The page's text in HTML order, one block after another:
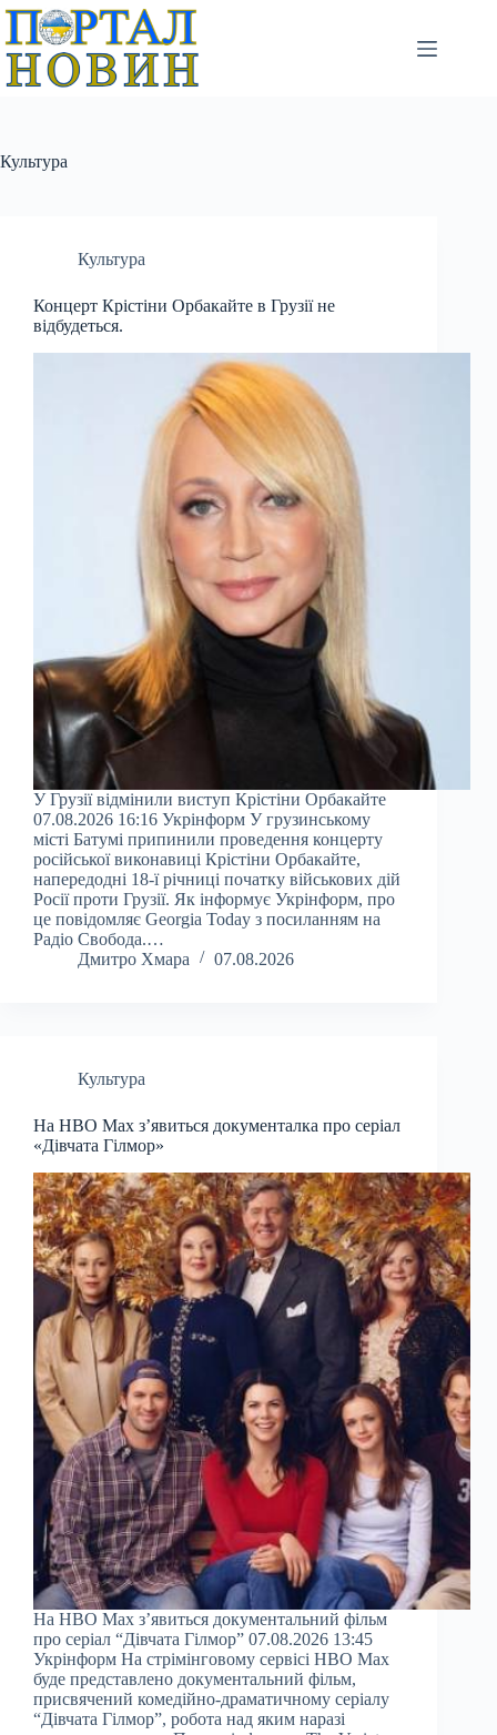
Перейти
вмісту
Культура
Культура
Концерт Крістіни Орбакайте в Грузії не
відбудеться.
У Грузії відмінили виступ Крістіни Орбакайте
07.08.2026 16:16 Укрінформ У грузинському
місті Батумі припинили проведення концерту
російської виконавиці Крістіни Орбакайте,
напередодні 18-ї річниці початку військових дій
Росії проти Грузії. Як інформує Укрінформ, про
це повідомляє Georgia Today з посиланням на
Радіо Свобода.…
Дмитро Хмара
07.08.2026
Культура
На HBO Max з’явиться документалка про серіал
«Дівчата Гілмор»
На HBO Max з’явиться документальний фільм
про серіал “Дівчата Гілмор” 07.08.2026 13:45
Укрінформ На стрімінговому сервісі HBO Max
буде представлено документальний фільм,
присвячений комедійно-драматичному серіалу
“Дівчата Гілмор”, робота над яким наразі